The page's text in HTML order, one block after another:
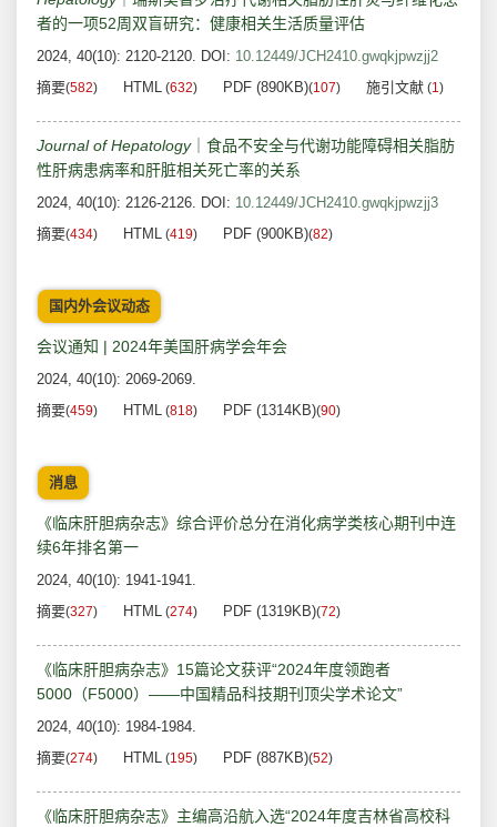
者的一项52周双盲研究：健康相关生活质量评估
2024, 40(10): 2120-2120. DOI: 10.12449/JCH2410.gwqkjpwzjj2
摘要(582) HTML (632) PDF (890KB)(107) 施引文献 (1)
Journal of Hepatology｜食品不安全与代谢功能障碍相关脂肪
性肝病患病率和肝脏相关死亡率的关系
2024, 40(10): 2126-2126. DOI: 10.12449/JCH2410.gwqkjpwzjj3
摘要(434) HTML (419) PDF (900KB)(82)
国内外会议动态
会议通知 | 2024年美国肝病学会年会
2024, 40(10): 2069-2069.
摘要(459) HTML (818) PDF (1314KB)(90)
消息
《临床肝胆病杂志》综合评价总分在消化病学类核心期刊中连
续6年排名第一
2024, 40(10): 1941-1941.
摘要(327) HTML (274) PDF (1319KB)(72)
《临床肝胆病杂志》15篇论文获评“2024年度领跑者
5000（F5000）——中国精品科技期刊顶尖学术论文”
2024, 40(10): 1984-1984.
摘要(274) HTML (195) PDF (887KB)(52)
《临床肝胆病杂志》主编高沿航入选“2024年度吉林省高校科